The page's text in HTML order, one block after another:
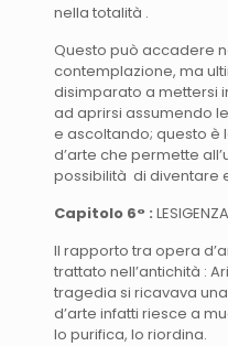
nella totalità .
Questo può accadere
contemplazione, ma
disimparato a mettersi
ad aprirsi assumendo
e ascoltando; questo è
d’arte che permette
possibilità di diventare
Capitolo 6° :
Il rapporto tra opera
trattato nell’antichità :
tragedia si ricavava
d’arte infatti riesce a
lo purifica, lo riordina.